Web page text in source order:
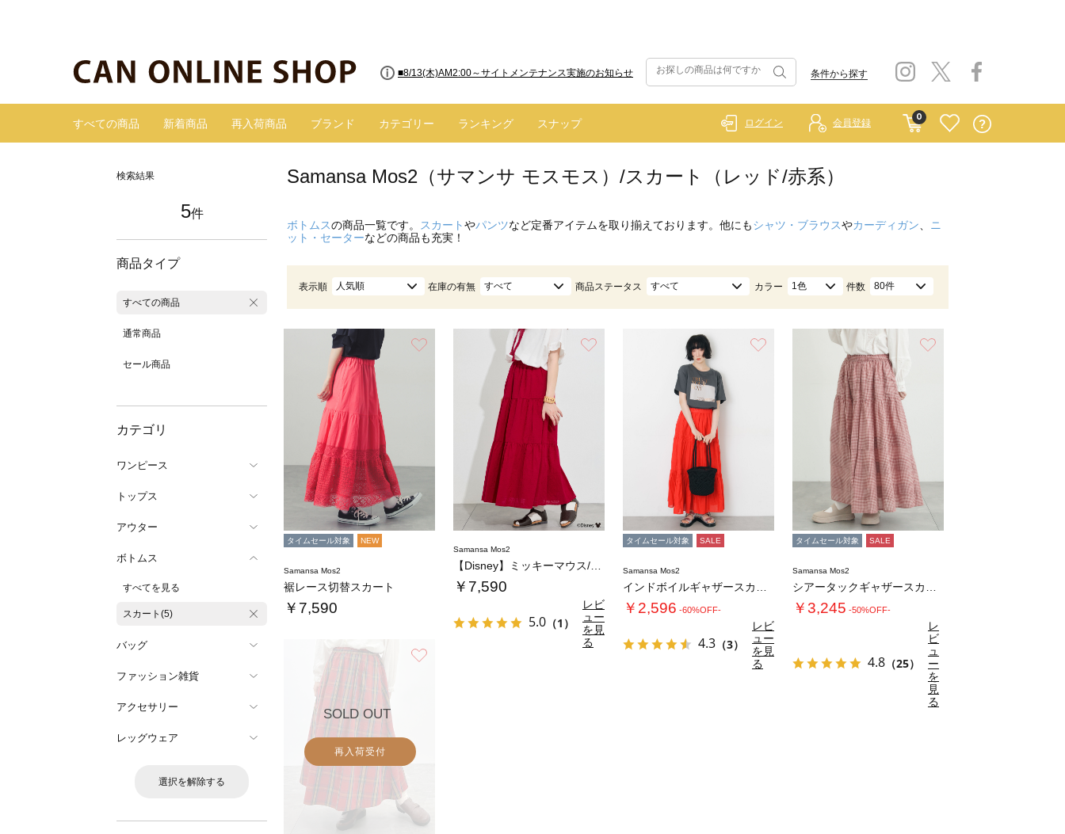
■8/13(木)AM2:00～サイトメンテナンス実施のお知らせ 条件から探す
すべての商品 新着商品 再入荷商品 ブランド カテゴリー ランキング スナップ
0
ログイン 会員登録
検索結果
5件
商品タイプ
すべての商品
通常商品
セール商品
カテゴリ
ワンピース
トップス
アウター
ボトムス
すべてを見る
スカート(5)
バッグ
ファッション雑貨
アクセサリー
レッグウェア
選択を解除する
Samansa Mos2（サマンサ モスモス）/スカート（レッド/赤系）
ボトムスの商品一覧です。 スカートやパンツなど定番アイテムを取り揃えております。他にもシャツ・ブラウスやカーディガン
ニ
ット・セーターなどの商品も充実！
表示順 人気順 在庫の有無 すべて 商品ステータス すべて カラー 1色 件数 80件
タイムセール対象 NEW
Samansa Mos2
裾レース切替スカート
￥7,590
Samansa Mos2
￥7,590
5.0 （1）
レビ
ュー
を見
る
タイムセール対象 SALE
Samansa Mos2
￥2,596 -60%OFF-
4.3 （3）
レビ
ュー
を見
る
タイムセール対象 SALE
Samansa Mos2
￥3,245 -50%OFF-
4.8 （25）
レ
ビ
ュ
ー
を
見
る
SOLD OUT
再入荷受付